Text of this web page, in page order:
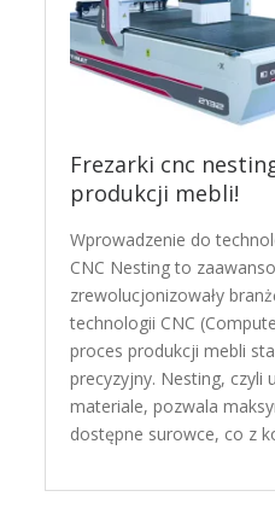
Frezarki cnc
produkcji mebli!
Wprowadzenie do
CNC Nesting to
zrewolucjonizowały
technologii CNC
proces produkcji mebli
precyzyjny. Nesting, czyli
materiale, pozwala
dostępne surowce, co z